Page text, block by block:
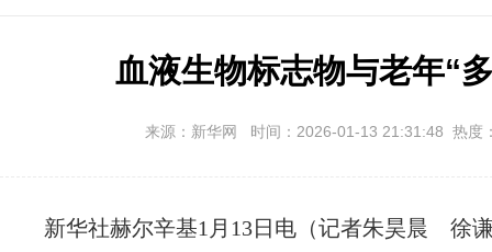
血液生物标志物与老年“
来源：新华网 时间：2026-01-13 21:31:48 热度
新华社赫尔辛基1月13日电（记者朱昊晨 徐谦